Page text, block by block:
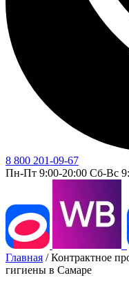
8 800 201-09-67
Пн-Пт 9:00-20:00 Сб-Вс
Главная /Контрактное
гигиены в Самаре